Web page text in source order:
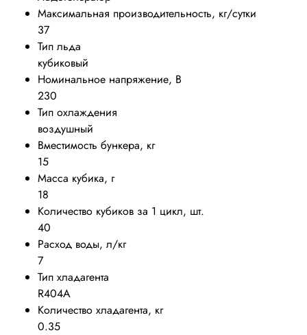
Максимальная производительность, кг/сутки
37
Тип льда
кубиковый
Номинальное напряжение, В
230
Тип охлаждения
воздушный
Вместимость бункера, кг
15
Масса кубика, г
18
Количество кубиков за 1 цикл, шт.
40
Расход воды, л/кг
7
Тип хладагента
R404A
Количество хладагента, кг
0.35